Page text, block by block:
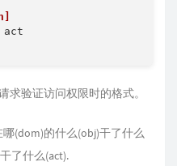
求验证访问权限时的格式。
(dom)的什么(obj)干了什么
了什么(act).